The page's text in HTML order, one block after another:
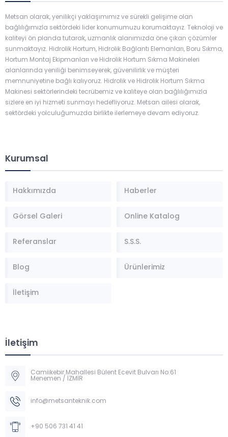
Metsan olarak, yenilikçi yaklaşımımız ve sürekli gelişime olan
bağlılığımızla sektördeki lider konumumuzu korumaktayız. Teknoloji ve
kaliteyi ön planda tutarak, uzmanlık alanımızda öne çıkan çözümler
sunmaktayız. Hidrolik Hortum, Hidrolik Bağlantı Elemanları, Boru Sıkma,
Hortum Montaj Ekipmanları ve Hidrolik Hortum Sıkma Makineleri
alanlarında yeniliği benimseyerek, güvenilirlik ve müşteri
memnuniyetine bağlı kalıyoruz. Hidrolik ve Hidrolik Hortum Sıkma
Makinesi sektörlerindeki tecrübemiz ve kaliteye olan bağlılığımızla
sizlere en iyi hizmeti sunmayı hedefliyoruz. Metsan ailesi olarak,
sektördeki yolculuğumuzda birlikte ilerlemeye devam ediyoruz.
Kurumsal
Hakkımızda Haberler
Görsel Galeri Online Katalog
Referanslar S.S.S.
Blog Ürünlerimiz
İletişim
İletişim
Camiikebir Mahallesi Bülent Ecevit Bulvarı No:61
Menemen / İZMİR
info@metsanteknik.com
+90 506 731 41 41